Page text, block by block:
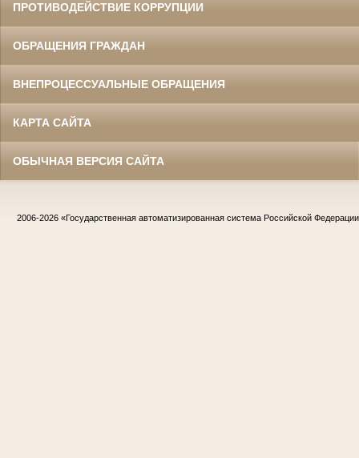
ПРОТИВОДЕЙСТВИЕ КОРРУПЦИИ
ОБРАЩЕНИЯ ГРАЖДАН
ВНЕПРОЦЕССУАЛЬНЫЕ ОБРАЩЕНИЯ
КАРТА САЙТА
ОБЫЧНАЯ ВЕРСИЯ САЙТА
2006-2026 «Государственная автоматизированная система Российской